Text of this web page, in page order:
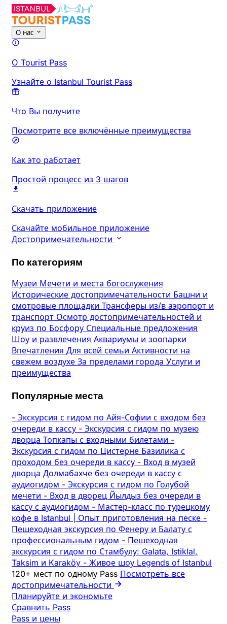
О нас
О Tourist Pass
Узнайте о Istanbul Tourist Pass
Что Вы получите
Посмотрите все включённые преимущества
Как это работает
Простой процесс из 3 шагов
Скачать приложение
Скачайте мобильное приложение
Достопримечательности
По категориям
Музеи Мечети и места богослужения
Исторические достопримечательности Башни и
смотровые площадки Трансферы из/в аэропорт и
транспорт Осмотр достопримечательностей и
круиз по Босфору Специальные предложения
Шоу и развлечения Аквариумы и зоопарки
Впечатления Для всей семьи Активности на
свежем воздухе За пределами города Услуги и
преимущества
Популярные места
- Экскурсия с гидом по Айя-Софии с входом без
очереди в кассу - Экскурсия с гидом по музею
дворца Топкапы с входными билетами -
Экскурсия с гидом по Цистерне Базилика с
проходом без очереди в кассу - Вход в музей
дворца Долмабахче без очереди в кассу с
аудиогидом - Экскурсия с гидом по Голубой
мечети - Вход в дворец Йылдыз без очереди в
кассу с аудиогидом - Мастер-класс по турецкому
кофе в Istanbul | Опыт приготовления на песке -
Пешеходная экскурсия по Фенеру и Балату с
профессиональным гидом - Пешеходная
экскурсия с гидом по Стамбулу: Galata, Istiklal,
Taksim и Karaköy - Живое шоу Legends of Istanbul
120+ мест по одному Pass Посмотреть все
достопримечательности
Планируйте и экономьте
Сравнить Pass
Pass и цены